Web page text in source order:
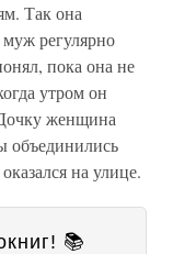
Так она
муж регулярно
пока она не
утром он
женщина
объединились
на улице.
📚